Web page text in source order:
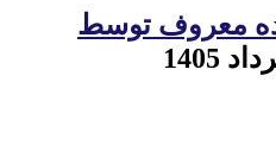
معروف توسط